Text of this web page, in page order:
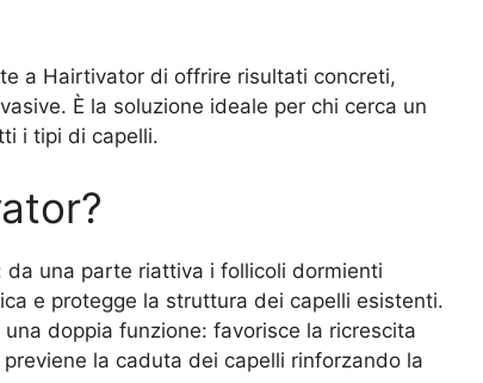
a Hairtivator di offrire risultati concreti,
È la soluzione ideale per chi cerca un
i tipi di capelli.
una parte riattiva i follicoli dormienti
e protegge la struttura dei capelli esistenti.
doppia funzione: favorisce la ricrescita
la caduta dei capelli rinforzando la